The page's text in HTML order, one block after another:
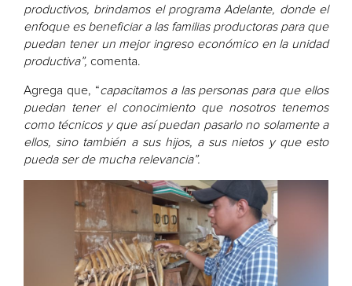
productivos, brindamos el programa Adelante, donde el
enfoque es beneficiar a las familias productoras para que
puedan tener un mejor ingreso económico en la unidad
productiva”, comenta.
Agrega que, “capacitamos a las personas para que ellos
puedan tener el conocimiento que nosotros tenemos
como técnicos y que así puedan pasarlo no solamente a
ellos, sino también a sus hijos, a sus nietos y que esto
pueda ser de mucha relevancia”.